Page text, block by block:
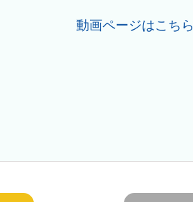
動画ページはこちら